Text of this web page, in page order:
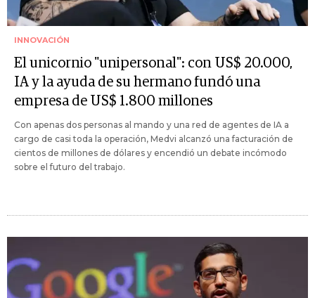
INNOVACIÓN
El unicornio "unipersonal": con US$ 20.000,
IA y la ayuda de su hermano fundó una
empresa de US$ 1.800 millones
Con apenas dos personas al mando y una red de agentes de IA a
cargo de casi toda la operación, Medvi alcanzó una facturación de
cientos de millones de dólares y encendió un debate incómodo
sobre el futuro del trabajo.